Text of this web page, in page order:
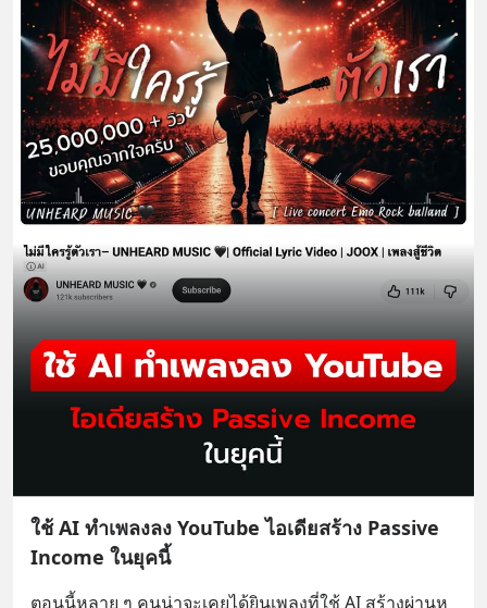
ใช้ AI ทำเพลงลง YouTube ไอเดียสร้าง Passive
Income ในยุคนี้
ตอนนี้หลาย ๆ คนน่าจะเคยได้ยินเพลงที่ใช้ AI สร้างผ่านหู